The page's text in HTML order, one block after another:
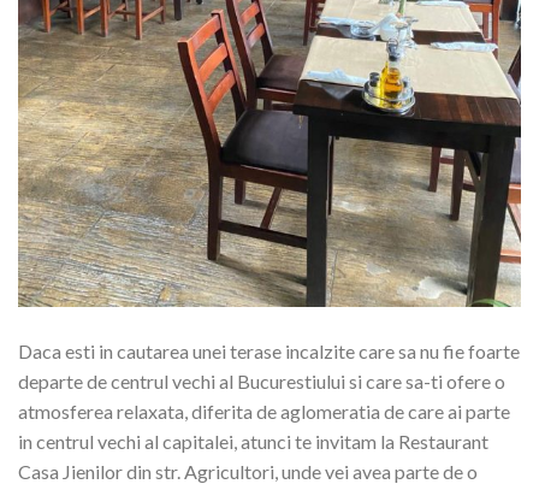
Daca esti in cautarea unei terase incalzite care sa nu fie foarte
departe de centrul vechi al Bucurestiului si care sa-ti ofere o
atmosferea relaxata, diferita de aglomeratia de care ai parte
in centrul vechi al capitalei, atunci te invitam la Restaurant
Casa Jienilor din str. Agricultori, unde vei avea parte de o